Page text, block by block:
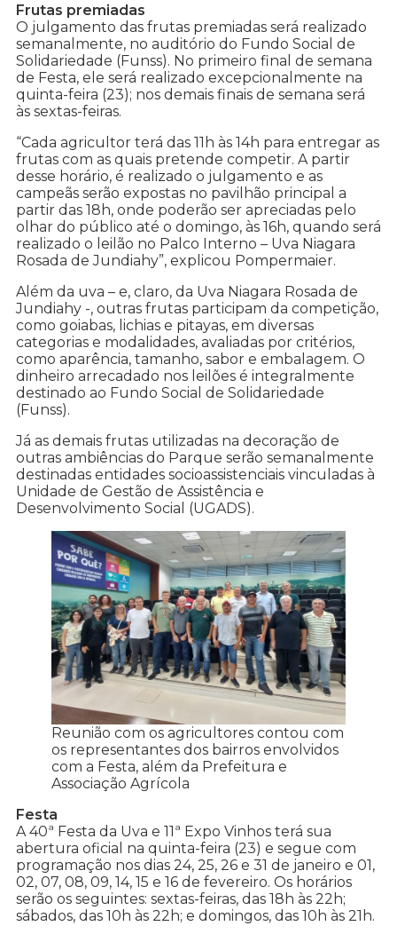
Frutas premiadas
O julgamento das frutas premiadas será realizado
semanalmente, no auditório do Fundo Social de
Solidariedade (Funss). No primeiro final de semana
de Festa, ele será realizado excepcionalmente na
quinta-feira (23); nos demais finais de semana será
às sextas-feiras.
“Cada agricultor terá das 11h às 14h para entregar as
frutas com as quais pretende competir. A partir
desse horário, é realizado o julgamento e as
campeãs serão expostas no pavilhão principal a
partir das 18h, onde poderão ser apreciadas pelo
olhar do público até o domingo, às 16h, quando será
realizado o leilão no Palco Interno – Uva Niagara
Rosada de Jundiahy”, explicou Pompermaier.
Além da uva – e, claro, da Uva Niagara Rosada de
Jundiahy -, outras frutas participam da competição,
como goiabas, lichias e pitayas, em diversas
categorias e modalidades, avaliadas por critérios,
como aparência, tamanho, sabor e embalagem. O
dinheiro arrecadado nos leilões é integralmente
destinado ao Fundo Social de Solidariedade
(Funss).
Já as demais frutas utilizadas na decoração de
outras ambiências do Parque serão semanalmente
destinadas entidades socioassistenciais vinculadas à
Unidade de Gestão de Assistência e
Desenvolvimento Social (UGADS).
Reunião com os agricultores contou com
os representantes dos bairros envolvidos
com a Festa, além da Prefeitura e
Associação Agrícola
Festa
A 40ª Festa da Uva e 11ª Expo Vinhos terá sua
abertura oficial na quinta-feira (23) e segue com
programação nos dias 24, 25, 26 e 31 de janeiro e 01,
02, 07, 08, 09, 14, 15 e 16 de fevereiro. Os horários
serão os seguintes: sextas-feiras, das 18h às 22h;
sábados, das 10h às 22h; e domingos, das 10h às 21h.